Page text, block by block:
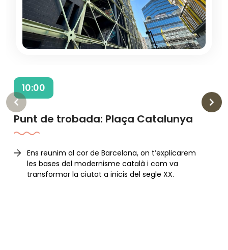
10:00
Punt de trobada: Plaça Catalunya
Ens reunim al cor de Barcelona, on t’explicarem
les bases del modernisme català i com va
transformar la ciutat a inicis del segle XX.
‹ ›